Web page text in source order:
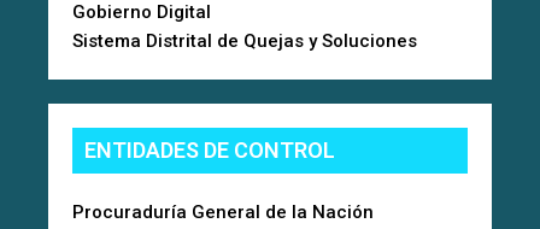
Gobierno Digital
Sistema Distrital de Quejas y Soluciones
ENTIDADES DE CONTROL
Procuraduría General de la Nación